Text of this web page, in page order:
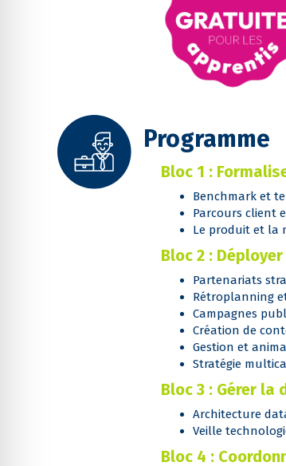
Programme
Bloc 1 :
Benchmark et
Parcours client
Le produit et la
Bloc 2 :
Partenariats
Rétroplanning
Campagnes
Création de
Gestion et
Stratégie
Bloc 3 : Gérer
Architecture
Veille
Bloc 4 :